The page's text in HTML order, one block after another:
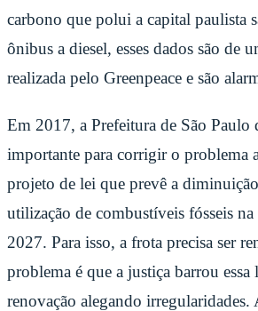
carbono que polui a capital paulista
ônibus a diesel, esses dados são de
realizada pelo Greenpeace e são
Em 2017, a Prefeitura de São Paulo
importante para corrigir o problema
projeto de lei que prevê a
utilização de combustíveis fósseis
2027. Para isso, a frota precisa ser
problema é que a justiça barrou essa
renovação alegando irregularidades.